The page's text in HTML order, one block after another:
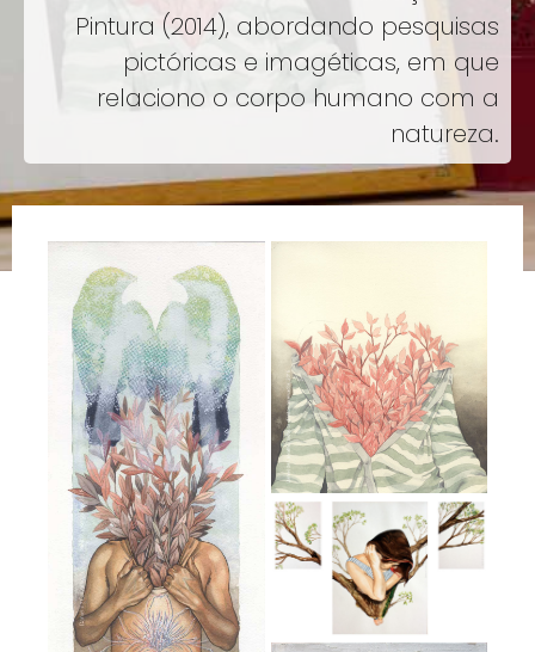
Pintura (2014), abordando pesquisas
pictóricas e imagéticas, em que
relaciono o corpo humano com a
natureza.